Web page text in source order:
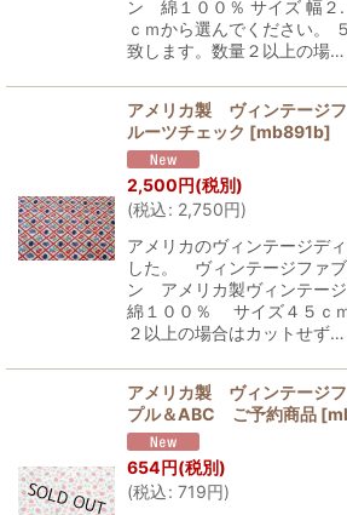
ン 綿１００％ サイズ 幅２.
ｃｍから選んでください。
致します。数量２以上の場…
アメリカ製 ヴィンテージ
ルーツチェック [mb891b]
2,500円(税別)
(税込: 2,750円)
アメリカのヴィンテージデ
した。 ヴィンテージファ
ン アメリカ製ヴィンテー
綿１００％ サイズ４５ｃ
２以上の場合はカットせず…
アメリカ製 ヴィンテージ
プル＆ABC ご予約商品 [
654円(税別)
(税込: 719円)